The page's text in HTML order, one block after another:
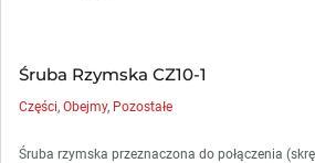
Śruba Rzymska CZ10-1
Części,Obejmy, Pozostałe
Śruba rzymska przeznaczona do połączenia